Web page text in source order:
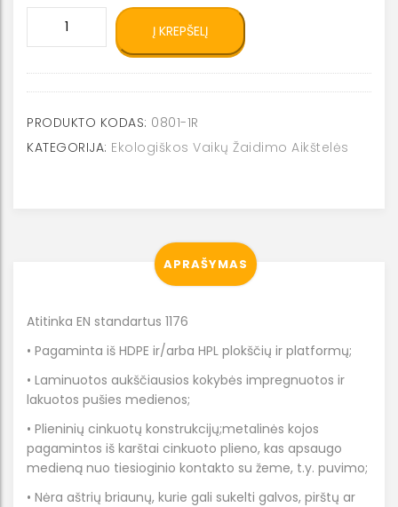
smėlio
dėžė
0801-
R
Į KREPŠELĮ
PRODUKTO KODAS: 0801-1R
KATEGORIJA: Ekologiškos Vaikų Žaidimo Aikštelės
APRAŠYMAS
Atitinka EN standartus 1176
• Pagaminta iš HDPE ir/arba HPL plokščių ir platformų;
• Laminuotos aukščiausios kokybės impregnuotos ir
lakuotos pušies medienos;
• Plieninių cinkuotų konstrukcijų;metalinės kojos
pagamintos iš karštai cinkuoto plieno, kas apsaugo
medieną nuo tiesioginio kontakto su žeme, t.y. puvimo;
• Nėra aštrių briaunų, kurie gali sukelti galvos, pirštų ar